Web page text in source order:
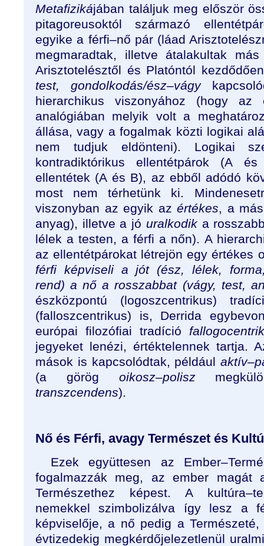
Metafizikájában találjuk meg először
pitagoreusoktól származó
egyike a férfi–nő pár (láad
megmaradtak, illetve átalakultak
Arisztotelésztől és Platóntól
test, gondolkodás/ész–vágy
hierarchikus viszonyához (hogy az
analógiában melyik volt a
állása, vagy a fogalmak közti logikai
nem tudjuk eldönteni). Logikai
kontradiktórikus ellentétpárok (A
ellentétek (A és B), az ebből adódó
most nem térhetünk ki.
viszonyban az egyik az értékes, a
anyag), illetve a jó uralkodik a
lélek a testen, a férfi a nőn). A
az ellentétpárokat létrejön egy értékes
férfi képviseli a jót (ész, lélek,
rend) a nő a rosszabbat (vágy, test,
észközpontú (logoszcentrikus)
(falloszcentrikus) is, Derrida
európai filozófiai tradíció
jegyeket lenézi, értéktelennek tartja.
mások is kapcsolódtak, például
(a görög oikosz–polisz
transzcendens).
Nő és Férfi, avagy Természet és
Ezek együttesen az
fogalmazzák meg, az ember magát
Természethez képest. A
nemekkel szimbolizálva így lesz a
képviselője, a nő pedig a
évtizedekig megkérdőjelezetlenül